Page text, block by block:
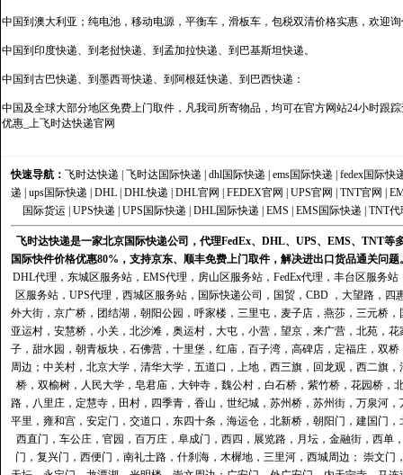
中国到澳大利亚；纯电池，移动电源，平衡车，滑板车，包税双清价格实惠，欢迎
中国到印度快递、到老挝快递、到孟加拉快递、到巴基斯坦快递。
中国到古巴快递、到墨西哥快递、到阿根廷快递、到巴西快递：
中国及全球大部分地区免费上门取件，凡我司所寄物品，均可在官方网站24小时跟
优惠_上飞时达快递官网
快速导航： 飞时达快递 飞时达国际快递 dhl国际快递 ems国际快递
fedex国际快
递
ups国际快递 DHL DHL快递 DHL官网 FEDEX官网 UPS官网 TNT官网
国际货运| UPS快递 UPS国际快递 DHL国际快递 EMS EMS国际快递 TNT代
飞时达快递是一家北京国际快递公司，代理FedEx、DHL、UPS、EMS、TNT
国际快件价格优惠80%，支持京东、顺丰免费上门取件，解决进出口货品通关问题
DHL代理 ， 东城区服务站 ， EMS代理 ， 房山区服务站 ， FedEx代理 ， 丰台区服务站
区服务站， UPS代理 ， 西城区服务站， 国际快递公司 ，国贸，CBD ，大望路，
外大街，京广桥，团结湖，朝阳公园，呼家楼，三里屯，麦子店，燕莎，三元桥
亚运村，安慧桥，小关，北沙滩，奥运村，大屯，小营，望京，来广营，北苑，
子，甜水园，朝青板块，石佛营，十里堡，红庙，百子湾，高碑店，定福庄，双
周边；中关村，北京大学，清华大学，五道口，上地，西三旗，回龙观，西二旗
桥，双榆树，人民大学，皂君庙，大钟寺，魏公村，白石桥，紫竹桥，花园桥
路，八里庄，定慧寺，田村，四季青，香山，世纪城，苏州桥，苏州街，万泉河
平里，雍和宫，安定门，交道口，东四十条，海运仓，北新桥，朝阳门，建国门
西直门，车公庄，官园，百万庄，阜成门，西四，展览路，月坛，金融街，西
门，复兴门，西便门，南礼士路，什刹海，木樨地，三里河，西城周边； 崇文